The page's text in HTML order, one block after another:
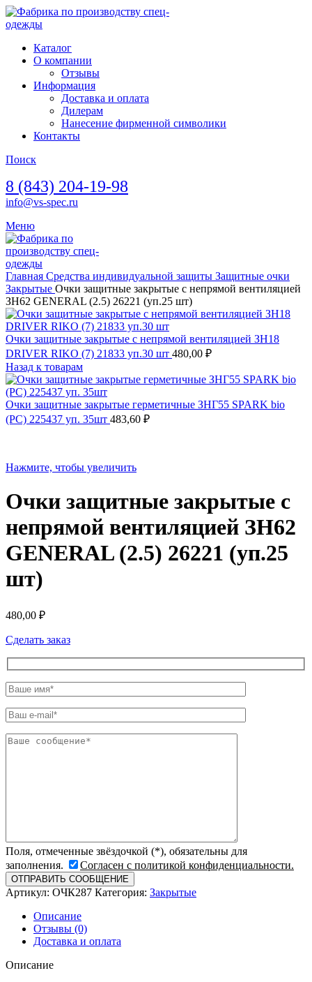
Каталог
О компании
Отзывы
Информация
Доставка и оплата
Дилерам
Нанесение фирменной символики
Контакты
Поиск
8 (843) 204-19-98
info@vs-spec.ru
Меню
Главная Средства индивидуальной защиты Защитные очки
Закрытые Очки защитные закрытые с непрямой вентиляцией
ЗН62 GENERAL (2.5) 26221 (уп.25 шт)
Очки защитные закрытые с непрямой вентиляцией ЗН18
DRIVER RIKO (7) 21833 уп.30 шт 480,00 ₽
Назад к товарам
Очки защитные закрытые герметичные ЗНГ55 SPARK bio
(РС) 225437 уп. 35шт 483,60 ₽
Нажмите, чтобы увеличить
Очки защитные закрытые с
непрямой вентиляцией ЗН62
GENERAL (2.5) 26221 (уп.25
шт)
480,00 ₽
Сделать заказ
Поля, отмеченные звёздочкой (*), обязательны для
заполнения.
Согласен с политикой конфиденциальности.
Артикул: ОЧК287 Категория: Закрытые
Описание
Отзывы (0)
Доставка и оплата
Описание